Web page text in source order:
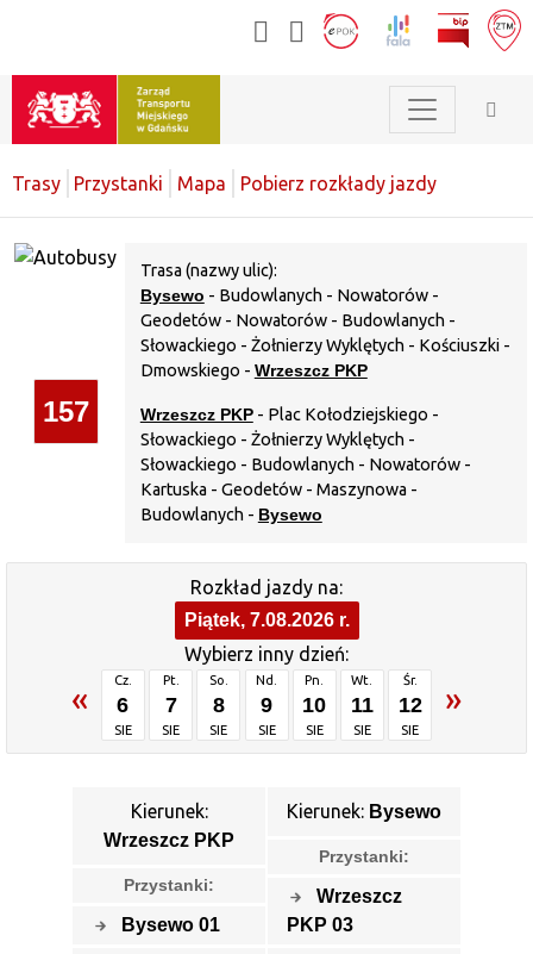
Trasy Przystanki Mapa Pobierz rozkłady jazdy
157
Trasa (nazwy ulic):
Bysewo - Budowlanych - Nowatorów -
Geodetów - Nowatorów - Budowlanych -
Słowackiego - Żołnierzy Wyklętych - Kościuszki -
Dmowskiego - Wrzeszcz PKP
Wrzeszcz PKP- Plac Kołodziejskiego -
Słowackiego - Żołnierzy Wyklętych -
Słowackiego - Budowlanych - Nowatorów -
Kartuska - Geodetów - Maszynowa -
Budowlanych - Bysewo
Rozkład jazdy na:
Piątek, 7.08.2026 r.
Wybierz inny dzień:
« Cz.
6
SIE
Pt.
7
SIE
So.
8
SIE
Nd.
9
SIE
Pn.
10
SIE
Wt.
11
SIE
Śr.
12
SIE
»
Kierunek:
Wrzeszcz PKP
Przystanki:
Bysewo 01
Kierunek: Bysewo
Przystanki:
Wrzeszcz
PKP 03